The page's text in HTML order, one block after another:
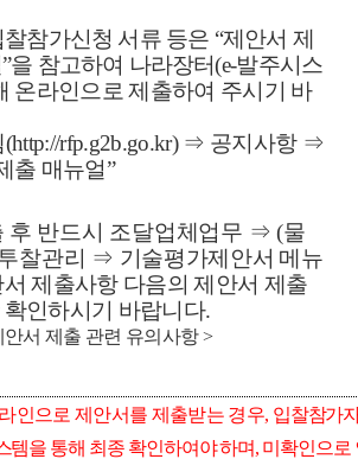
참가신청 서류 등은 “제안서 제
”을 참고하여 나라장터(e-발주시스
온라인으로 제출하여 주시기 바
(http://rfp.g2b.go.kr) ⇒ 공지사항 ⇒
출 매뉴얼”
후 반드시 조달업체업무 ⇒(물
찰관리 ⇒ 기술평가제 안서 메뉴
제출사항 다음의 제안서 제출
인하시기 바랍니다.
안서 제출 관련 유의사항>
인으로 제안서를 제출받는 경우, 입찰참가
템을 통해 최종 확인하여야 하며, 미확인으로